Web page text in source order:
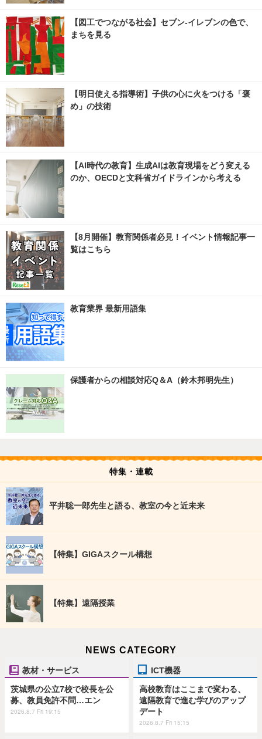
【図工でつながる社会】セブン‐イレブンの色で、
まちを見る
【明日使える指導術】子供の心に火をつける「褒
め」の技術
【AI時代の教育】生成AIは教育現場をどう変える
のか、OECDと文科省ガイドラインから考える
【8月開催】教育関係者必見！イベント情報記事一
覧はこちら
教育業界 最新用語集
保護者からの相談対応Q＆A（鈴木邦明先生）
特集・連載
平井聡一郎先生と語る、教室の今と近未来
【特集】GIGAスクール構想
【特集】遠隔授業
NEWS CATEGORY
教材・サービス
茨城県の公立7校で校長を公
募、教員免許不問…エン
2026.8.7 Fri 19:15
ICT機器
高校教育はここまで変わる、
遠隔教育で進む学びのアップ
デート
2026.8.7 Fri 15:15